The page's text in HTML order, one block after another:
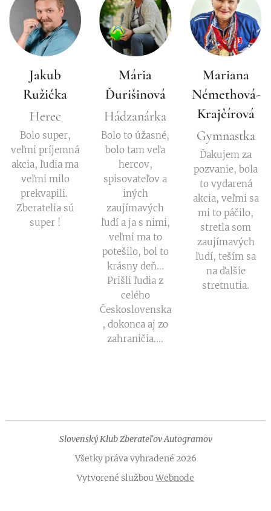
Jakub
Ružička
Herec
Bolo super,
veľmi príjemná
akcia, ľudia ma
veľmi milo
prekvapili.
Zberatelia sú
super !
Mária
Ďurišinová
Hádzanárka
Bolo to úžasné,
bolo tam veľa
hercov,
spisovateľov a
iných
zaujímavých
ľudí a ja s nimi,
veľmi ma to
potešilo, bol to
krásny deň...
Prišli ľudia z
celého
Československa
, dokonca aj zo
zahraničia....
Mariana
Némethová-
Krajčírová
Gymnastka
Ďakujem za
pozvanie, bola
to vydarená
akcia, veľmi sa
mi to páčilo,
stretla som
zaujímavých
ľudí, teším sa
na ďalšie
stretnutia.
Slovenský Klub Zberateľov Autogramov
Všetky práva vyhradené 2026
Vytvorené službouWebnode